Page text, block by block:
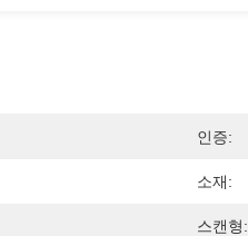
인증:
소재:
스캔형: